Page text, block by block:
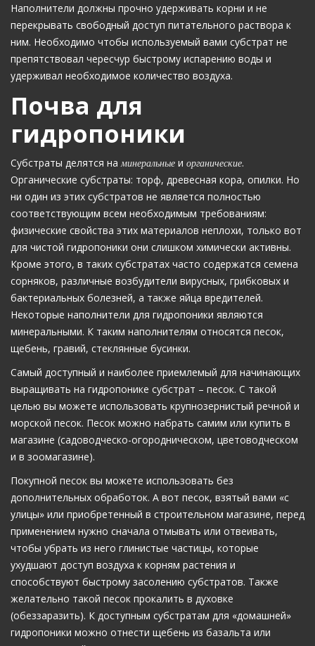
Наполнители должны прочно удерживать корни и не
перекрывать свободный доступ питательного раствора к
ним. Необходимо чтобы используемый вами субстрат не
препятствовал чересчур быстрому испарению воды и
удерживал необходимое количество воздуха.
Почва для
гидропоники
Субстраты делятся на минеральные и органические.
Органические субстраты: торф, древесная кора, опилки. Но
ни один из этих субстратов не является полностью
соответствующим всем необходимым требованиям:
физические свойства этих материалов неплохи, только вот
для чистой гидропоники они слишком химически активны.
Кроме этого, в таких субстратах часто содержатся семена
сорняков, различные возбудители вирусных, грибковых и
бактериальных болезней, а также яйца вредителей.
Некоторые наполнители для гидропоники являются
минеральными. К таким наполнителям относятся песок,
щебень, гравий, стеклянные бусинки.
Самый доступный и наиболее приемлемый для начинающих
выращивать на гидропонике субстрат – песок. С такой
целью вы можете использовать крупнозернистый речной и
морской песок. Песок можно набрать самим или купить в
магазине (садоводческо-огородническом, цветоводческом
и в зоомагазине).
Покупной песок вы можете использовать без
дополнительных обработок. А вот песок, взятый вами «с
улицы» или приобретенный в строительном магазине, перед
применением нужно сначала отмывать или отвеивать,
чтобы убрать из него глинистые частицы, которые
ухудшают доступ воздуха к корням растения и
способствуют быстрому засолению субстратов. Также
желательно такой песок прокалить в духовке
(обеззаразить). К доступным субстратам для «домашней»
гидропоники можно отнести щебень из базальта или